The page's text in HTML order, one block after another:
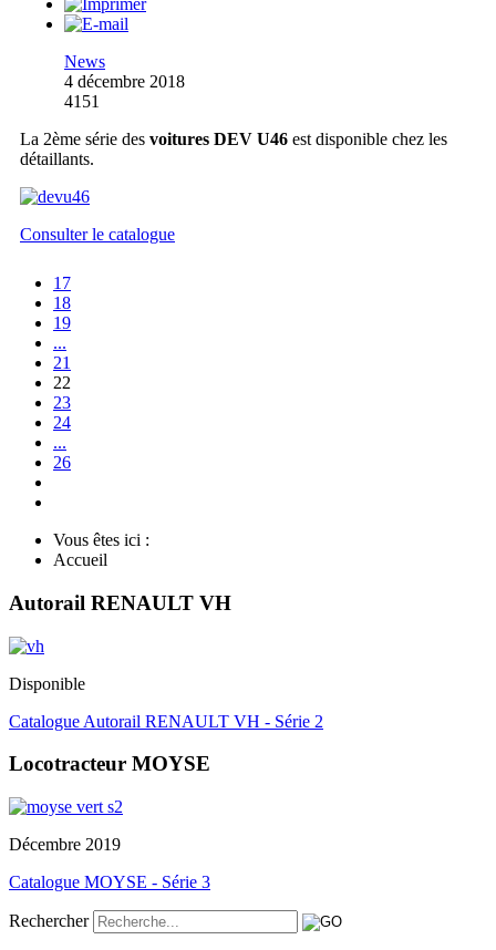
News
4 décembre 2018
4151
La 2ème série des voitures DEV U46 est disponible chez les
détaillants.
Consulter le catalogue
17
18
19
...
21
22
23
24
...
26
Vous êtes ici :
Accueil
Autorail RENAULT VH
Disponible
Catalogue Autorail RENAULT VH - Série 2
Locotracteur MOYSE
Décembre 2019
Catalogue MOYSE - Série 3
Rechercher